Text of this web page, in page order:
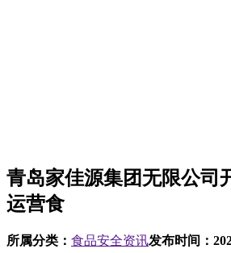
青岛家佳源集团无限公司
运营食
所属分类： 食品安全资讯发布时间：